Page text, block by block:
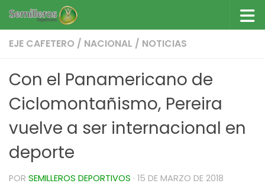
Saltar al contenido
EJE CAFETERO / NACIONAL / NOTICIAS
Con el Panamericano de
Ciclomontañismo, Pereira
vuelve a ser internacional en
deporte
POR SEMILLEROS DEPORTIVOS · 15 DE MARZO DE 2018